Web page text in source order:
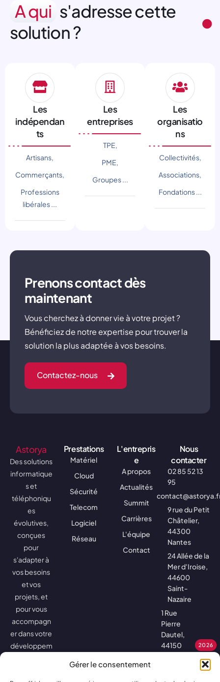
Gérer le consentement
A qui s'adresse cette
solution ?
Les
indépendan
ts
Artisans,
Commerçants,
Professions
libérales ...
Les
entreprises
TPE,
PME,
Groupes ...
Les
organisatio
ns
Collectivités,
Associations,
Fondations ...
Prenons contact dès
maintenant
Vous cherchez à donner vie à votre projet ?
Bénéficiez de notre expertise pour trouver la
solution la plus adaptée à vos besoins.
Contactez-nous
Astorya
Des solutions
informatique
s et
téléphoniqu
es
évolutives,
conçues
pour
s'adapter à
vos besoins
et vos
projets, et
pour vous
accompagn
er dans votre
développem
Prestations
Matériel
Cloud
Sécurité
Telecom
Logiciel
Réseau
L'entrepris
e
A propos
Actualités
Summit
Carrières
L'équipe
Contact
Nous
contacter
02 85 52 13
95
9 rue du Petit
Châtelier,
44300
Nantes
24 Allée de la
Mer d'Iroise,
44600
Saint-
Nazaire
1 Rue
Pierre
Dautel,
44150
2026